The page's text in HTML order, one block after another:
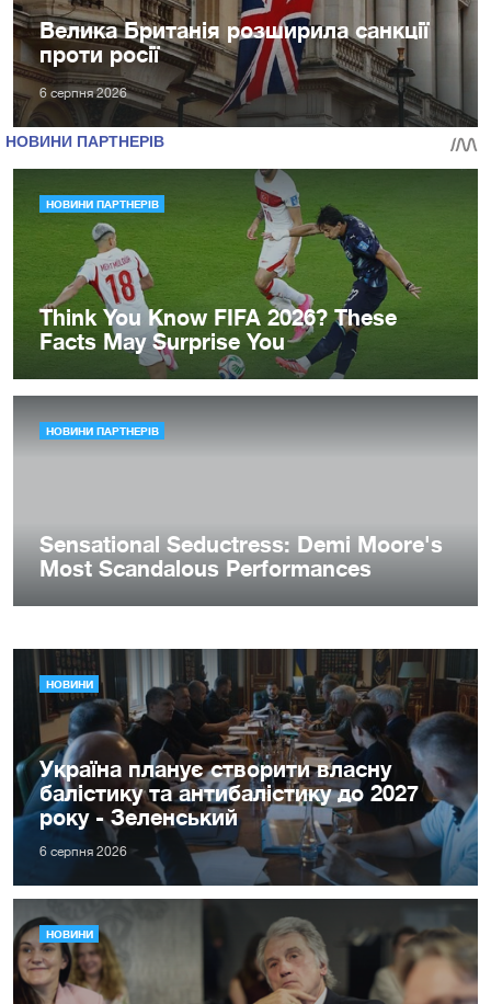
Велика Британія розширила санкції
проти росії
6 серпня 2026
НОВИНИ
Україна планує створити власну
балістику та антибалістику до 2027
року - Зеленський
6 серпня 2026
НОВИНИ